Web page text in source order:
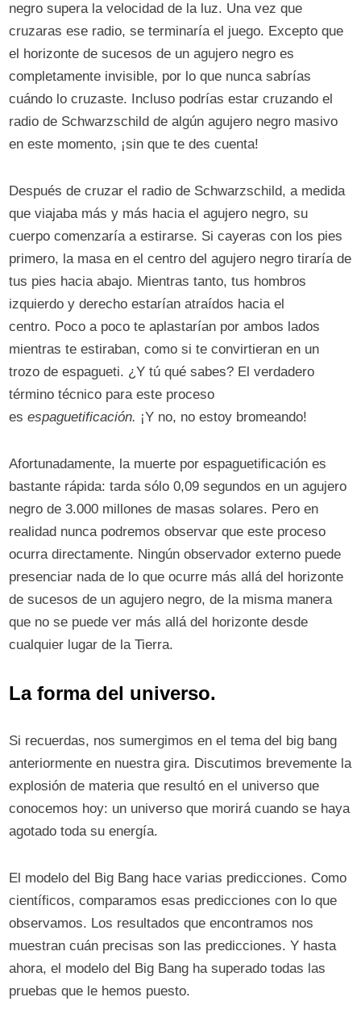
negro supera la velocidad de la luz. Una vez que
cruzaras ese radio, se terminaría el juego. Excepto que
el horizonte de sucesos de un agujero negro es
completamente invisible, por lo que nunca sabrías
cuándo lo cruzaste. Incluso podrías estar cruzando el
radio de Schwarzschild de algún agujero negro masivo
en este momento, ¡sin que te des cuenta!
Después de cruzar el radio de Schwarzschild, a medida
que viajaba más y más hacia el agujero negro, su
cuerpo comenzaría a estirarse. Si cayeras con los pies
primero, la masa en el centro del agujero negro tiraría de
tus pies hacia abajo. Mientras tanto, tus hombros
izquierdo y derecho estarían atraídos hacia el
centro. Poco a poco te aplastarían por ambos lados
mientras te estiraban, como si te convirtieran en un
trozo de espagueti. ¿Y tú qué sabes? El verdadero
término técnico para este proceso
esespaguetificación. ¡Y no, no estoy bromeando!
Afortunadamente, la muerte por espaguetificación es
bastante rápida: tarda sólo 0,09 segundos en un agujero
negro de 3.000 millones de masas solares. Pero en
realidad nunca podremos observar que este proceso
ocurra directamente. Ningún observador externo puede
presenciar nada de lo que ocurre más allá del horizonte
de sucesos de un agujero negro, de la misma manera
que no se puede ver más allá del horizonte desde
cualquier lugar de la Tierra.
La forma del universo.
Si recuerdas, nos sumergimos en el tema del big bang
anteriormente en nuestra gira. Discutimos brevemente la
explosión de materia que resultó en el universo que
conocemos hoy: un universo que morirá cuando se haya
agotado toda su energía.
El modelo del Big Bang hace varias predicciones. Como
científicos, comparamos esas predicciones con lo que
observamos. Los resultados que encontramos nos
muestran cuán precisas son las predicciones. Y hasta
ahora, el modelo del Big Bang ha superado todas las
pruebas que le hemos puesto.